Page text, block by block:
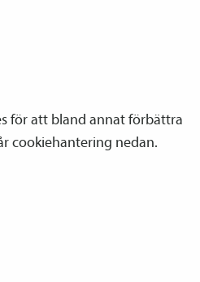
för att bland annat förbättra
cookiehantering nedan.